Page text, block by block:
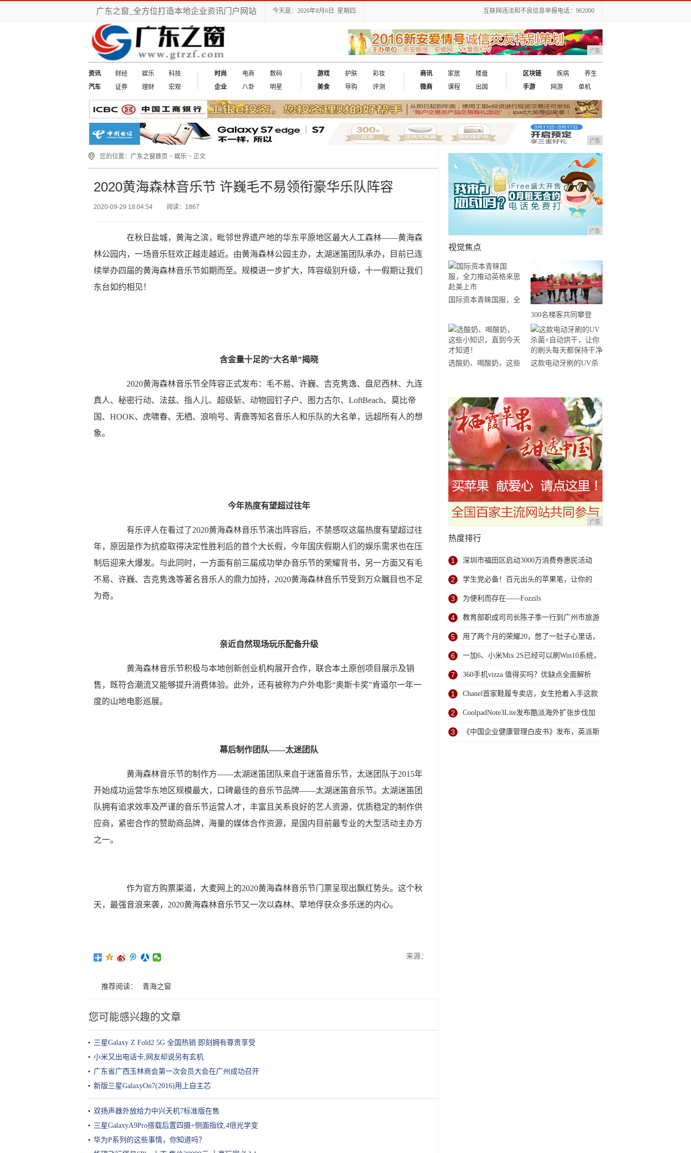
广东之窗_全方位打造本地企业资讯门户网站 今天是：2026年8月6日 星期四 互联网违法和不良信息举报电话：962000
广告
资讯 财经 娱乐
科技
汽车
证券 理财 宏观
时尚 电商
数码
企业
八卦 明星
游戏 护肤
彩妆
美食
导购 评测
商讯 家居
楼盘
微商
课程 出国
区块链 疾病
养生
手游
网游 单机
广告
您的位置： 广东之窗首页 > 娱乐 > 正文
2020黄海森林音乐节 许巍毛不易领衔豪华乐队阵容
2020-09-29 18:04:54 阅读：1867
在秋日盐城，黄海之滨，毗邻世界遗产地的华东平原地区最大人工森林——黄海森
林公园内，一场音乐狂欢正越走越近。由黄海森林公园主办，太湖迷笛团队承办，目前已连
续举办四届的黄海森林音乐节如期而至。规模进一步扩大，阵容级别升级，十一假期让我们
东台如约相见！
含金量十足的“大名单”揭晓
2020黄海森林音乐节全阵容正式发布：毛不易、许巍、吉克隽逸、盘尼西林、九连
真人、秘密行动、法兹、指人儿、超级斩、动物园钉子户、图力古尔、LoftBeach、莫比帝
国、HOOK、虎啸春、无栖、浪响号、青鹿等知名音乐人和乐队的大名单，远超所有人的想
象。
今年热度有望超过往年
有乐评人在看过了2020黄海森林音乐节演出阵容后，不禁感叹这届热度有望超过往
年，原因是作为抗疫取得决定性胜利后的首个大长假，今年国庆假期人们的娱乐需求也在压
制后迎来大爆发。与此同时，一方面有前三届成功举办音乐节的荣耀背书，另一方面又有毛
不易、许巍、吉克隽逸等著名音乐人的鼎力加持，2020黄海森林音乐节受到万众瞩目也不足
为奇。
亲近自然现场玩乐配备升级
黄海森林音乐节积极与本地创新创业机构展开合作，联合本土原创项目展示及销
售，既符合潮流又能够提升消费体验。此外，还有被称为户外电影“奥斯卡奖”肯道尔一年一
度的山地电影巡展。
幕后制作团队——太迷团队
黄海森林音乐节的制作方——太湖迷笛团队来自于迷笛音乐节，太迷团队于2015年
开始成功运营华东地区规模最大，口碑最佳的音乐节品牌——太湖迷笛音乐节。太湖迷笛团
队拥有追求效率及严谨的音乐节运营人才，丰富且关系良好的艺人资源，优质稳定的制作供
应商，紧密合作的赞助商品牌，海量的媒体合作资源，是国内目前最专业的大型活动主办方
之一。
作为官方购票渠道，大麦网上的2020黄海森林音乐节门票呈现出飘红势头。这个秋
天，最强音浪来袭，2020黄海森林音乐节又一次以森林、草地俘获众多乐迷的内心。
来源：
推荐阅读： 青海之窗
您可能感兴趣的文章
三星Galaxy Z Fold2 5G 全国热销 即刻拥有尊贵享受
小米又出电话卡,网友却说另有玄机
广东省广西玉林商会第一次会员大会在广州成功召开
新版三星GalaxyOn7(2016)用上自主芯
双扬声器外放给力中兴天机7标准版在售
三星GalaxyA9Pro搭载后置四摄+侧面指纹,4倍光学变
华为P系列的这些事情，你知道吗？
广告
视觉焦点
国际资本青睐国服，全
市
300名梯客共同攀登
2019国际垂直马拉松超
级精英赛顺德海骏达中
心站欢乐开跑
选酸奶、喝酸奶，这些
这款电动牙刷的UV杀
广告
热度排行
1 深圳市福田区启动3000万消费券惠民活动
2 学生党必备！百元出头的苹果笔，让你的
iPad成为学习神器
3 为便利而存在——Fozzils
4 教育部职成司司长陈子季一行到广州市旅游
商务职业学校考察调研
5 用了两个月的荣耀20，憋了一肚子心里话，
今天终于一吐为快
6 一加6、小米Mix 2S已经可以刷Win10系统，
网友：安卓提不动刀了？
7 360手机vizza 值得买吗？优缺点全面解析
1 Chanel首家鞋履专卖店，女生抢着入手这款
经典双色鞋？
2 CoolpadNote3Lite发布酷派海外扩张步伐加
3 《中国企业健康管理白皮书》发布，英派斯